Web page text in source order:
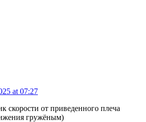
at 07:27
скорости от приведенного плеча
гружёным)